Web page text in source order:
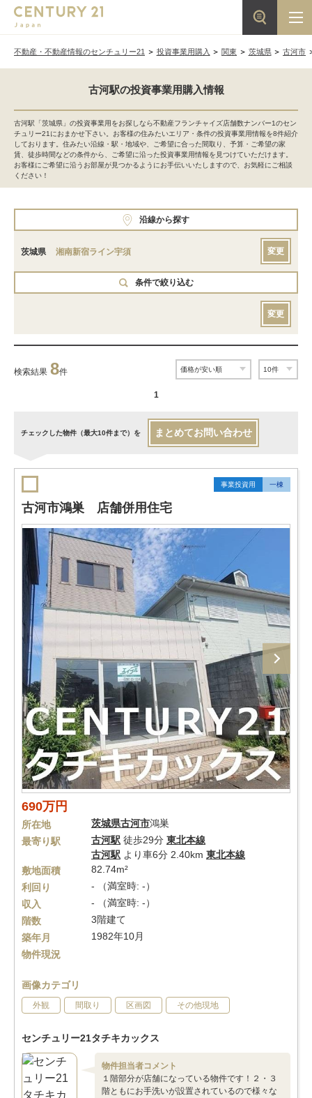
不動産・不動産情報のセンチュリー21 投資事業用購入 関東 茨城県 古河市
古河駅の投資事業用購入情報
古河駅「茨城県」の投資事業用をお探しなら不動産フランチャイズ店舗数ナンバー1のセン
チュリー21におまかせ下さい。お客様の住みたいエリア・条件の投資事業用情報を8件紹介
しております。住みたい沿線・駅・地域や、ご希望に合った間取り、予算・ご希望の家
賃、徒歩時間などの条件から、ご希望に沿った投資事業用情報を見つけていただけます。
お客様にご希望に沿うお部屋が見つかるようにお手伝いいたしますので、お気軽にご相談
ください！
沿線から探す
茨城県 湘南新宿ライン宇須 変更
条件で絞り込む
変更
検索結果 8件
1
チェックした物件（最大10件まで）を まとめてお問い合わせ
事業投資用 一棟
古河市鴻巣 店舗併用住宅
690万円
所在地 茨城県古河市鴻巣
最寄り駅
古河駅 徒歩29分 東北本線
古河駅 より車6分 2.40km 東北本線
敷地面積
82.74m²
利回り
- （満室時: -）
収入
- （満室時: -）
階数
3階建て
築年月
1982年10月
物件現況
画像カテゴリ
外観 間取り 区画図 その他現地
センチュリー21タチキカックス
物件担当者コメント
１階部分が店舗になっている物件です！２・３
階ともにお手洗いが設置されているので様々な